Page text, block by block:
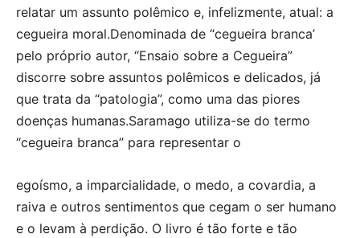
relatar um assunto polêmico e, infelizmente, atual: a
cegueira moral.Denominada de “cegueira branca’
pelo próprio autor, “Ensaio sobre a Cegueira”
discorre sobre assuntos polêmicos e delicados, já
que trata da “patologia”, como uma das piores
doenças humanas.Saramago utiliza-se do termo
“cegueira branca” para representar o
egoísmo, a imparcialidade, o medo, a covardia, a
raiva e outros sentimentos que cegam o ser humano
e o levam à perdição. O livro é tão forte e tão